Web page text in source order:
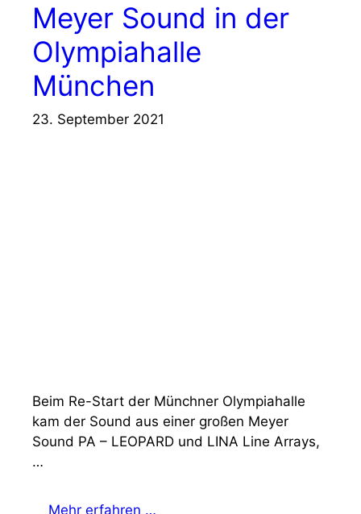
Meyer Sound in der
Olympiahalle
München
23. September 2021
Beim Re-Start der Münchner Olympiahalle
kam der Sound aus einer großen Meyer
Sound PA – LEOPARD und LINA Line Arrays,
…
Mehr erfahren …